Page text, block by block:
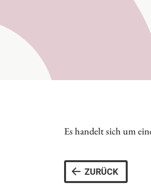
Es handelt sich um
ZURÜCK